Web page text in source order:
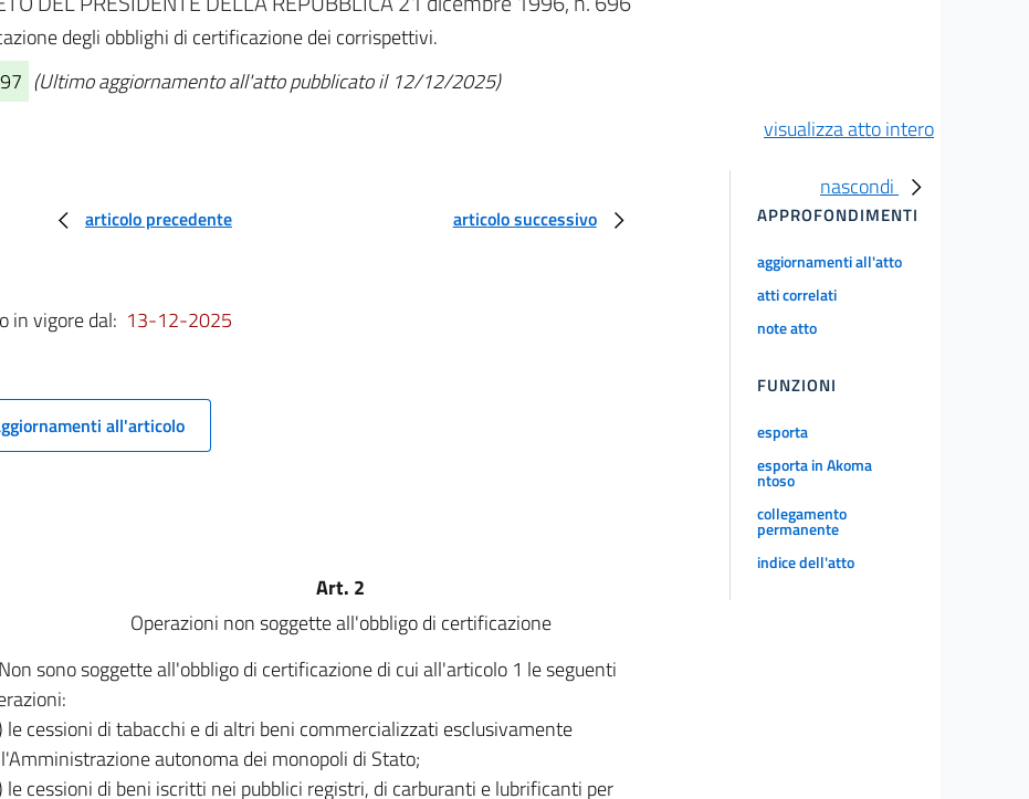
degli obblighi di certificazione dei corrispettivi.
(Ultimo aggiornamento all'atto pubblicato il 12/12/2025)
visualizza atto intero
articolo precedente articolo successivo
in vigore dal: 13-12-2025
all'articolo
Art. 2
Operazioni non soggette all'obbligo di certificazione
Non sono soggette all'obbligo di certificazione di cui all'articolo 1 le seguenti
le cessioni di tabacchi e di altri beni commercializzati esclusivamente
autonoma dei monopoli di Stato;
le cessioni di beni iscritti nei pubblici registri, di carburanti e lubrificanti per
nascondi
APPROFONDIMENTI
aggiornamenti all'atto
atti correlati
note atto
FUNZIONI
esporta
esporta in Akoma
ntoso
collegamento
permanente
indice dell'atto